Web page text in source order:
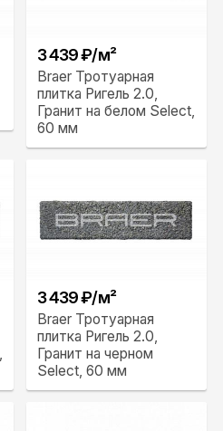
3 439 ₽/м²
Braer Тротуарная
плитка Ригель 2.0,
Гранит на белом Select,
60 мм
3 439 ₽/м²
Braer Тротуарная
плитка Ригель 2.0,
Гранит на черном
Select, 60 мм